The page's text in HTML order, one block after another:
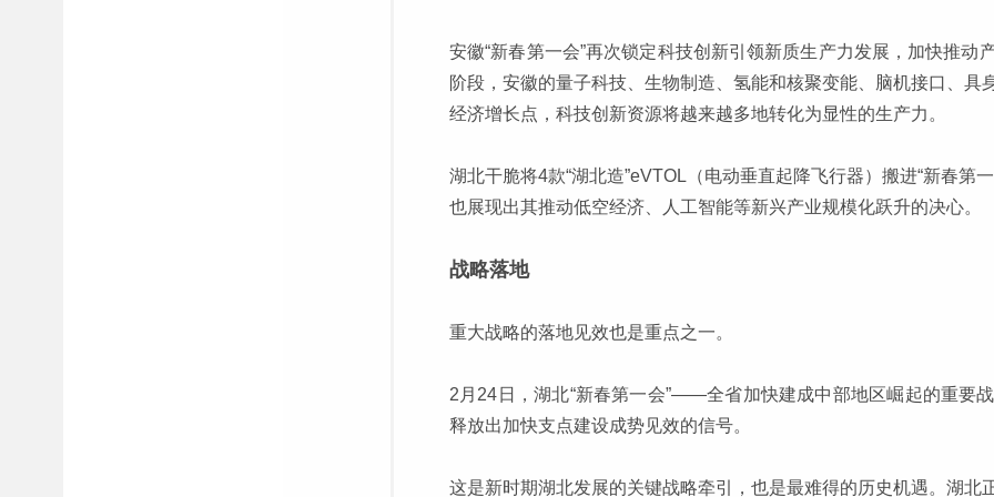
安徽“新春第一会”再次锁定科技创新引领新质生产力发展，加快推
阶段，安徽的量子科技、生物制造、氢能和核聚变能、脑机接口、
经济增长点，科技创新资源将越来越多地转化为显性的生产力。
湖北干脆将4款“湖北造”eVTOL（电动垂直起降飞行器）搬进“新春第
也展现出其推动低空经济、人工智能等新兴产业规模化跃升的决心。
战略落地
重大战略的落地见效也是重点之一。
2月24日，湖北“新春第一会”——全省加快建成中部地区崛起的重要
释放出加快支点建设成势见效的信号。
这是新时期湖北发展的关键战略牵引，也是最难得的历史机遇。湖